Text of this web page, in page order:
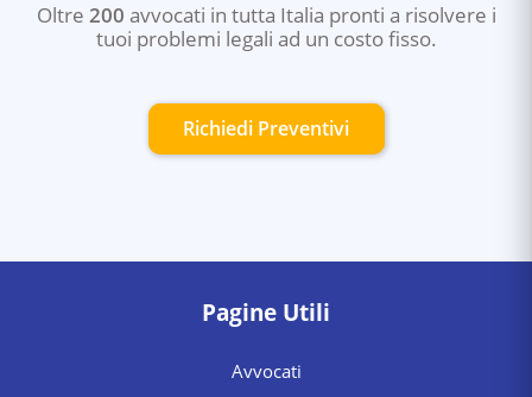
Oltre 200 avvocati in tutta Italia pronti a risolvere i
tuoi problemi legali ad un costo fisso.
Richiedi Preventivi
Pagine Utili
Avvocati